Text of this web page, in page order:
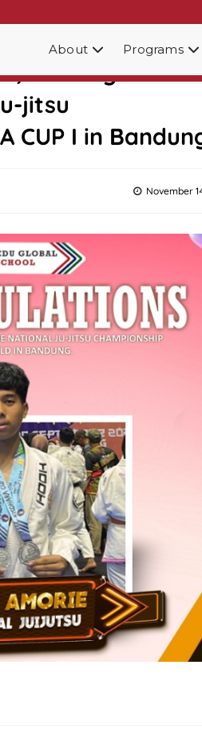
About Programs
Winning the
jitsu
CUP I in
November